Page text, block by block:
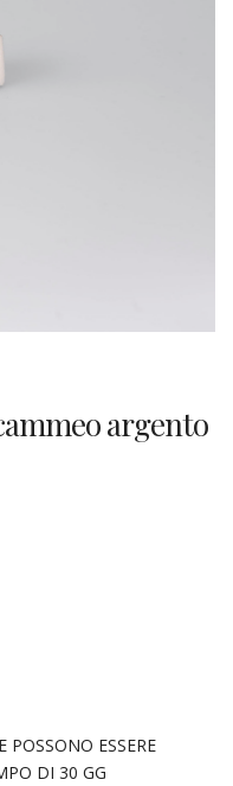
argento
POSSONO ESSERE
DI 30 GG